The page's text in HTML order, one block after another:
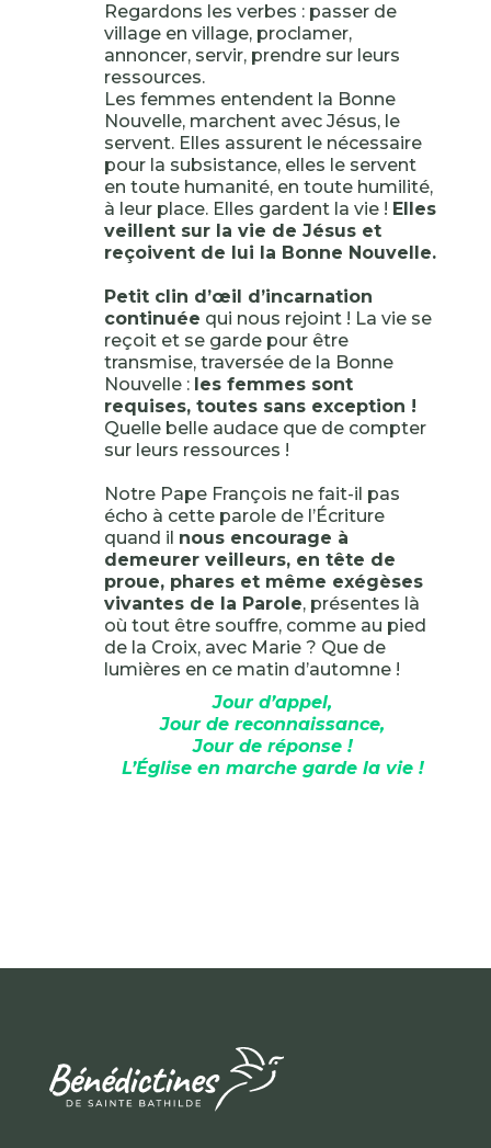
Regardons les verbes : passer de
village en village, proclamer,
annoncer, servir, prendre sur leurs
ressources.
Les femmes entendent la Bonne
Nouvelle, marchent avec Jésus, le
servent. Elles assurent le nécessaire
pour la subsistance, elles le servent
en toute humanité, en toute humilité,
à leur place. Elles gardent la vie ! Elles
veillent sur la vie de Jésus et
reçoivent de lui la Bonne Nouvelle.
Petit clin d’œil d’incarnation
continuée qui nous rejoint ! La vie se
reçoit et se garde pour être
transmise, traversée de la Bonne
Nouvelle : les femmes sont
requises, toutes sans exception !
Quelle belle audace que de compter
sur leurs ressources !
Notre Pape François ne fait-il pas
écho à cette parole de l’Écriture
quand il nous encourage à
demeurer veilleurs, en tête de
proue, phares et même exégèses
vivantes de la Parole, présentes là
où tout être souffre, comme au pied
de la Croix, avec Marie ? Que de
lumières en ce matin d’automne !
Jour d’appel,
Jour de reconnaissance,
Jour de réponse !
L’Église en marche garde la vie !